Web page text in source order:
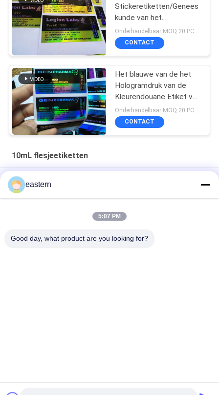
Stickeretiketten/Genees
kunde van het
flesjehologram de
Laserdruk van het
Flessenetiket
CONTACT
Het blauwe van de het
Hologramdruk van de
Kleurendouane Etiket van
de het Voorschriftfles
voor 10Ml-Flesje
CONTACT
10mL flesjeetiketten
Tirze patide 20 mg 2 ml Peptide flacon Etiquette Sticker Druk
GHRP6 5MG 2 MLBottle Label Sticker Printing Voor peptide
poeder etiketten
eastern
5:07 PM
Good day, what product are you looking for?